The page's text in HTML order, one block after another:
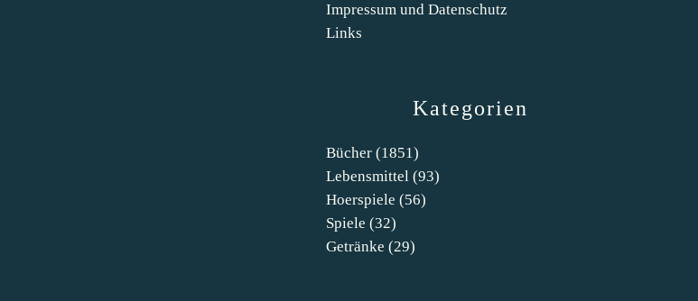
Kategorien
Bücher (1851)
Lebensmittel (93)
Hoerspiele (56)
Spiele (32)
Getränke (29)
Impressum und Datenschutz
Links